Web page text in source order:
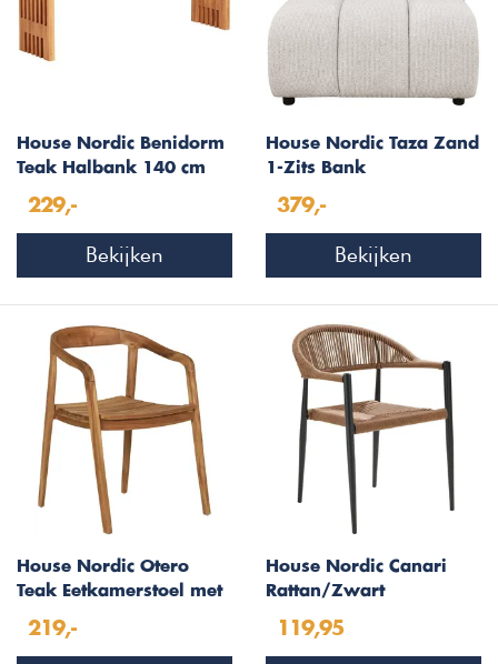
House Nordic Benidorm
Teak Halbank 140 cm
229,-
Bekijken
House Nordic Taza Zand
1-Zits Bank
379,-
Bekijken
House Nordic Otero
Teak Eetkamerstoel met
219,-
House Nordic Canari
Rattan/Zwart
119,95